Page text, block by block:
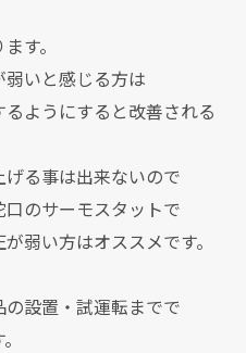
す。
いと感じる方は
ようにすると改善される
る事は出来ないので
のサーモスタットで
弱い方はオススメです。
設置・試運転までで